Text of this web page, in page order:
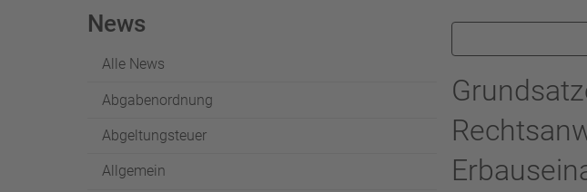
WebinareNews
Alle News
Abgabenordnung
Abgeltungsteuer
Allgemein